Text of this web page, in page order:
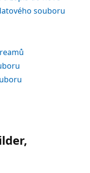
souboru